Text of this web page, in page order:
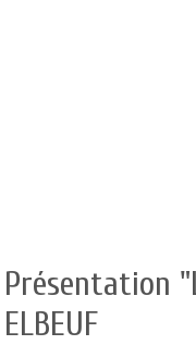
Présentation
ELBEUF